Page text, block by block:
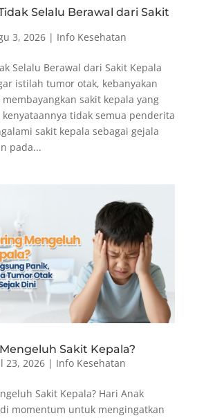
Selalu Berawal dari Sakit
3, 2026| Info Kesehatan
Selalu Berawal dari Sakit Kepala
istilah tumor otak, kebanyakan
sakit kepala yang
kenyataannya tidak semua penderita
sakit kepala sebagai gejala
pada...
Sakit Kepala?
23, 2026| Info Kesehatan
Sakit Kepala? Hari Anak
momentum untuk mengingatkan